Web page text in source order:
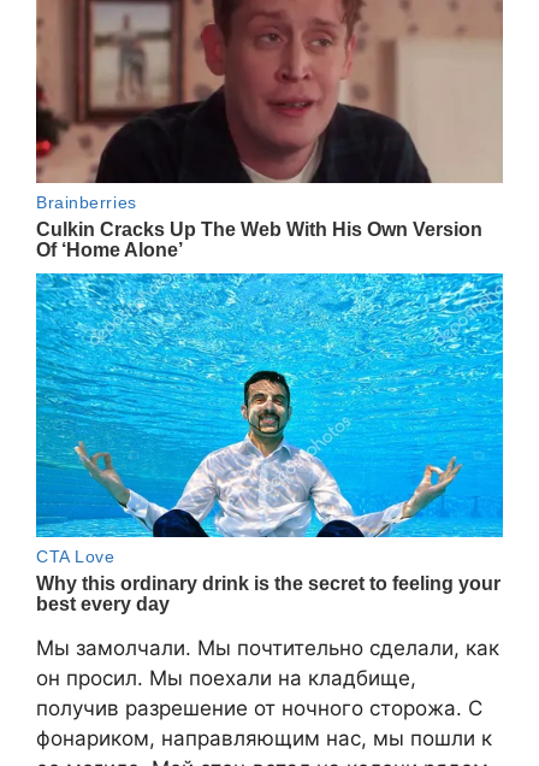
Мы замолчали. Мы почтительно сделали, как
он просил. Мы поехали на кладбище,
получив разрешение от ночного сторожа. С
фонариком, направляющим нас, мы пошли к